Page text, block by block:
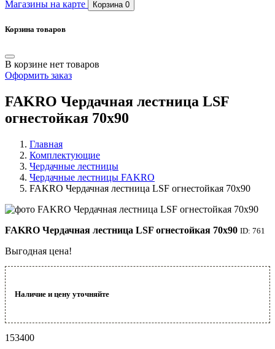
Магазины на карте Корзина 0
Корзина товаров
В корзине нет товаров
Оформить заказ
FAKRO Чердачная лестница LSF
огнестойкая 70x90
Главная
Комплектующие
Чердачные лестницы
Чердачные лестницы FAKRO
FAKRO Чердачная лестница LSF огнестойкая 70x90
FAKRO Чердачная лестница LSF огнестойкая 70x90 ID: 761
Выгодная цена!
Наличие и цену уточняйте
153400